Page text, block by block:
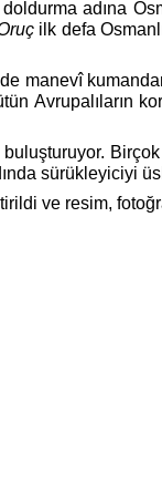
adına
ilk defa
manevî
Avrupalıların
buluşturuyor.
sürükleyiciyi
ve resim,